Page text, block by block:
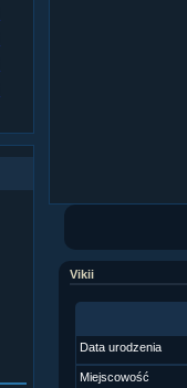
Vikii
Data urodzenia
Miejscowość